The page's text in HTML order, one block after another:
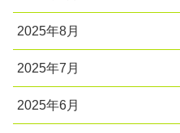
2025年8月
2025年7月
2025年6月